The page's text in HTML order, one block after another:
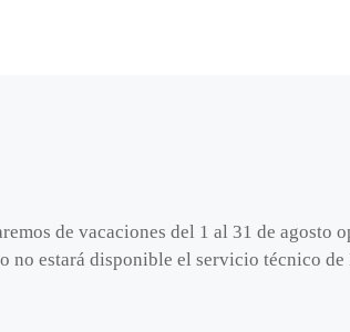
de vacaciones del 1 al 31 de agosto
no estará disponible el servicio técnico